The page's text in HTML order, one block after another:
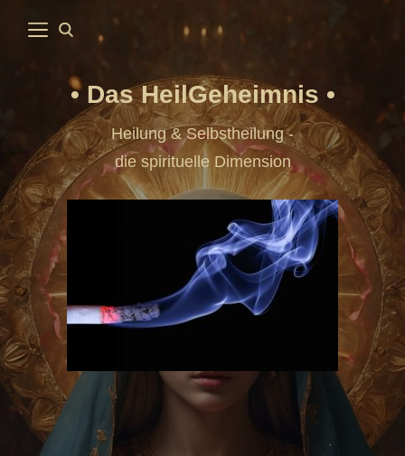
Das HeilGeheimnis
Heilung & Selbstheilung -
die spirituelle Dimension